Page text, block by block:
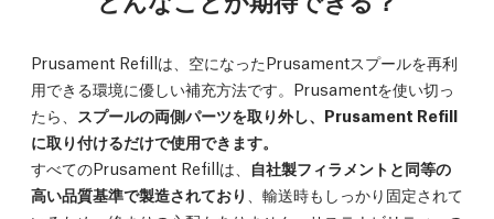
Prusament Refillは、空になったPrusamentスプールを再利
用できる環境に優しい補充方法です。Prusamentを使い切っ
たら、 スプールの両側パーツを取り外し、Prusament Refill
に取り付けるだけで使用できます。
すべてのPrusament Refillは、 自社製フィラメントと同等の
高い品質基準で製造されており
、輸送時もしっかり固定されて